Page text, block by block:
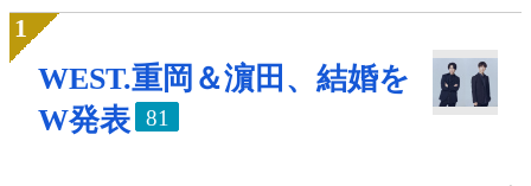
WEST.重岡＆濵田、結婚を
W発表
81